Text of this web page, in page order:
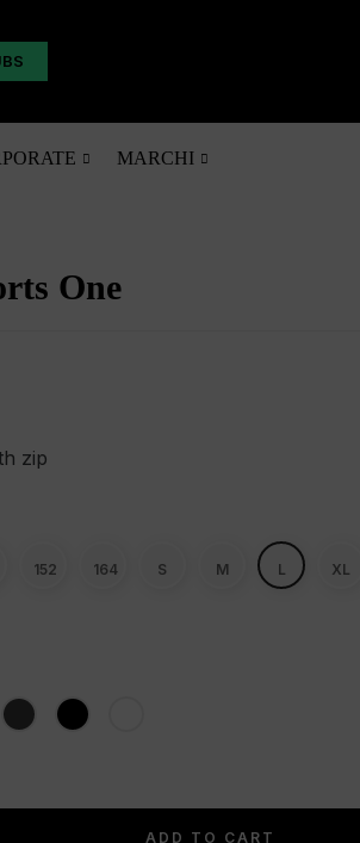
MARCHI
One
zip
152 164 S M L XL
ADD TO CART